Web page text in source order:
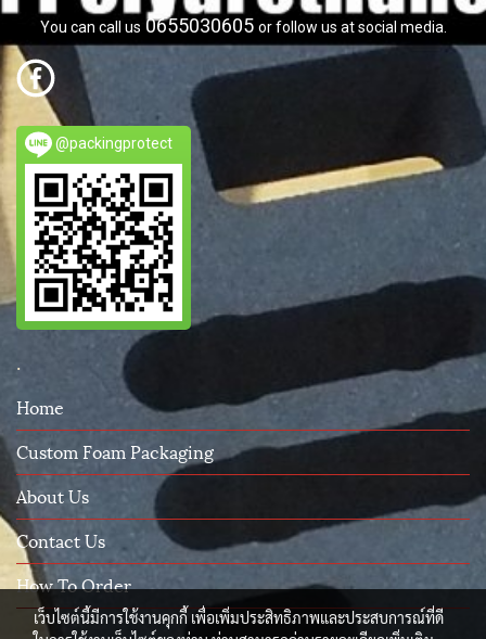
You can call us 0655030605 or follow us at social media.
@packingprotect
.
Home
Custom Foam Packaging
About Us
Contact Us
How To Order
เว็บไซต์นี้มีการใช้งานคุกกี้ เพื่อเพิ่มประสิทธิภาพและประสบการณ์ที่ดี